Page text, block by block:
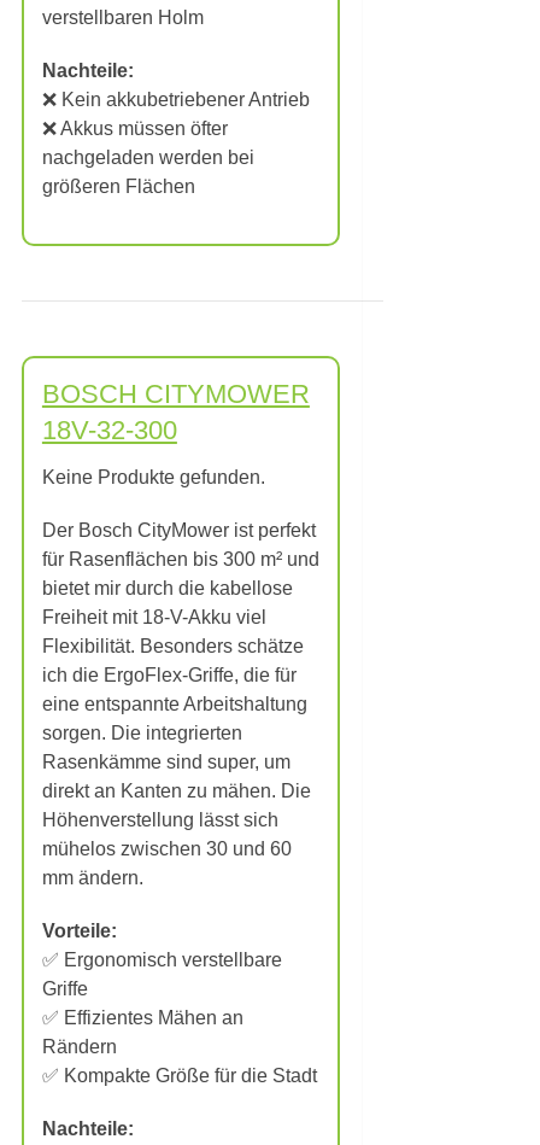
verstellbaren Holm
Nachteile:
❌ Kein akkubetriebener Antrieb
❌ Akkus müssen öfter
nachgeladen werden bei
größeren Flächen
BOSCH CITYMOWER
18V-32-300
Keine Produkte gefunden.
Der Bosch CityMower ist perfekt
für Rasenflächen bis 300 m² und
bietet mir durch die kabellose
Freiheit mit 18-V-Akku viel
Flexibilität. Besonders schätze
ich die ErgoFlex-Griffe, die für
eine entspannte Arbeitshaltung
sorgen. Die integrierten
Rasenkämme sind super, um
direkt an Kanten zu mähen. Die
Höhenverstellung lässt sich
mühelos zwischen 30 und 60
mm ändern.
Vorteile:
✅ Ergonomisch verstellbare
Griffe
✅ Effizientes Mähen an
Rändern
✅ Kompakte Größe für die Stadt
Nachteile: